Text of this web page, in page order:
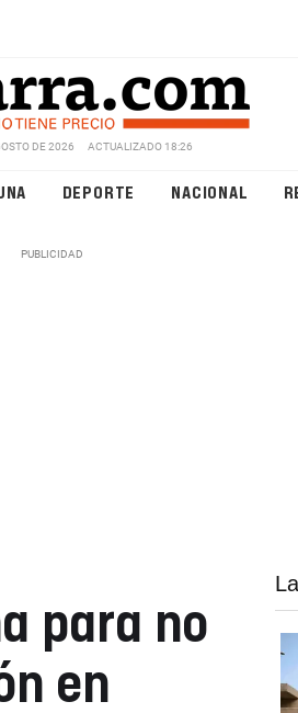
DE 2026 ACTUALIZADO 18:26
DEPORTE NACIONAL
para no
en